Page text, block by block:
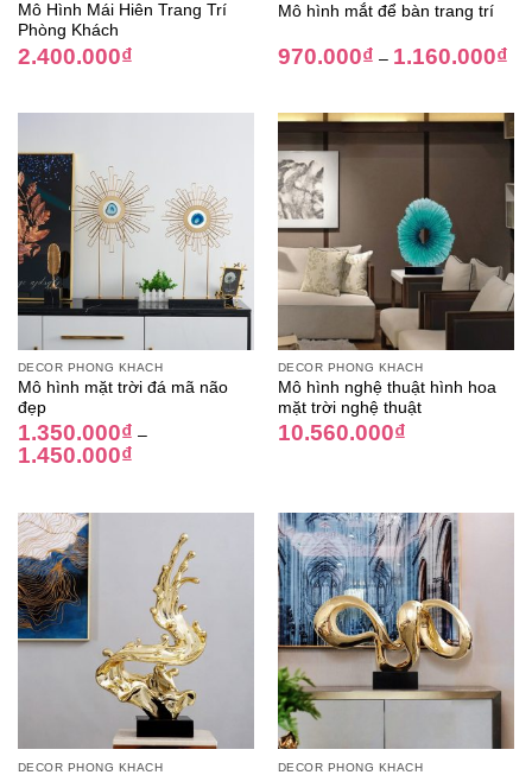
Mô Hình Mái Hiên Trang Trí
Phòng Khách
2.400.000₫
Mô hình mắt để bàn trang trí
970.000₫ – 1.160.000₫
DECOR PHÒNG KHÁCH
Mô hình mặt trời đá mã não
đẹp
1.350.000₫ –
1.450.000₫
DECOR PHÒNG KHÁCH
Mô hình nghệ thuật hình hoa
mặt trời nghệ thuật
10.560.000₫
DECOR PHÒNG KHÁCH DECOR PHÒNG KHÁCH